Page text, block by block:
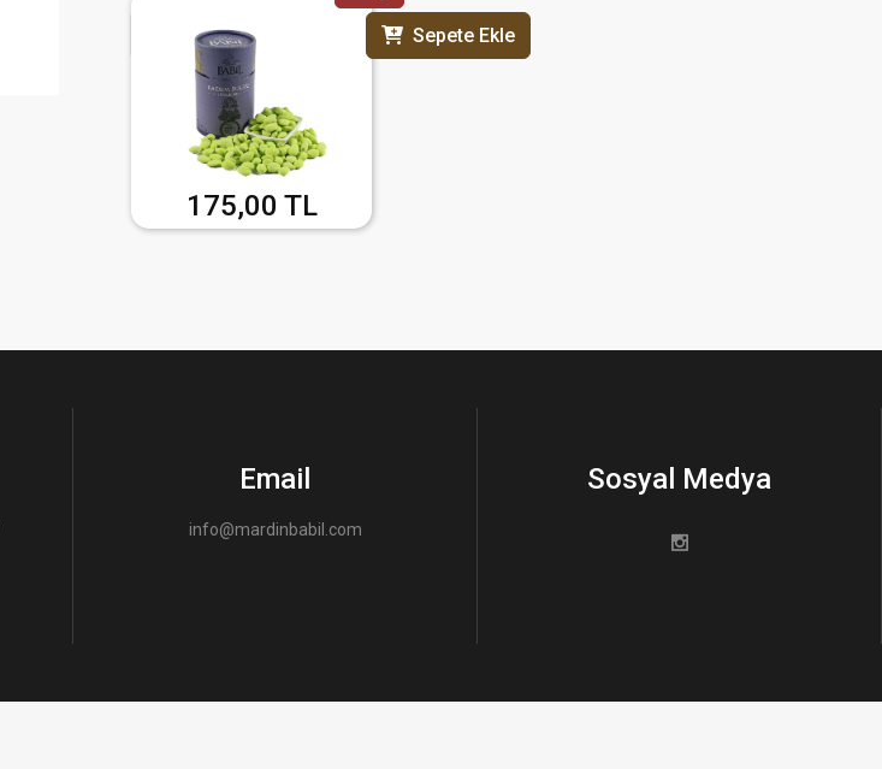
Sepete Ekle
175,00 TL
Email
info@mardinbabil.com
Sosyal Medya